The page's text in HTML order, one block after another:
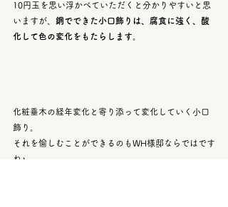
10円玉を思い浮かべていただくと分かりやすいと思
いますが、 銅でできた小口飾りは、腐食に強く、酸
化して色の変化をもたらします。
化粧垂木の経年変化と寄り添って変化していく小口
飾り。
それを愉しむことができるのもWH様邸ならではです
ね♪